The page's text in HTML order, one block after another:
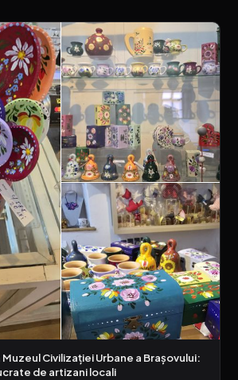
Civilizației Urbane a Brașovului:
de artizani locali